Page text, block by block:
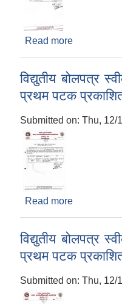
Read more
विद्युतीय बोलपत्र
प्रथम पटक
Submitted on: Thu, 12/
Read more
विद्युतीय बोलपत्र
प्रथम पटक
Submitted on: Thu, 12/